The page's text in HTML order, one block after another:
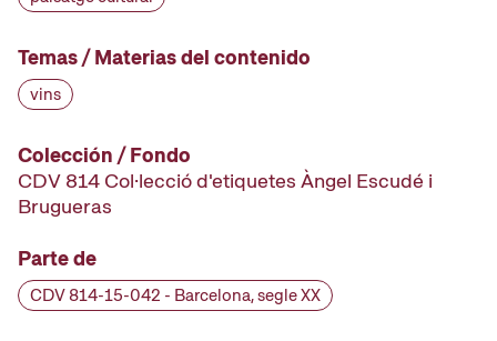
Temas / Materias del contenido
vins
Colección / Fondo
CDV 814 Col·lecció d'etiquetes Àngel Escudé i
Brugueras
Parte de
CDV 814-15-042 - Barcelona, segle XX